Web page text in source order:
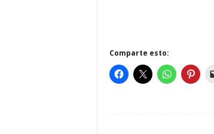
Comparte esto: